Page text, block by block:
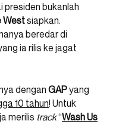
presiden bukanlah
Westsiapkan.
beredar di
ia rilis ke jagat
dengan GAPyang
10 tahun! Untuk
merilis track“Wash Us